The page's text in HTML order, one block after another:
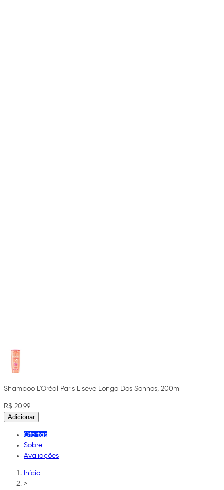
Shampoo L'Oréal Paris Elseve Longo Dos Sonhos, 200ml
R$ 20,99
Adicionar
Ofertas
Sobre
Avaliações
Início
>